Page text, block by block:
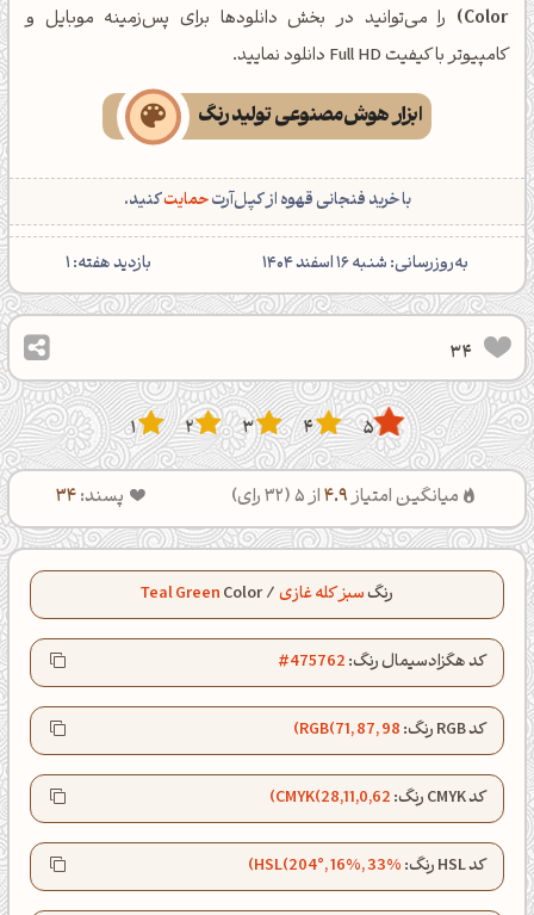
Color)
را می‌توانید در بخش دانلودها برای پس‌زمینه موبایل و
کامپیوتر با کیفیت Full HD دانلود نمایید.
ابزار هوش‌مصنوعی تولید رنگ
با خرید فنجانی قهوه از کپل‌آرتحمایتکنید.
‌به‌روزرسانی: شنبه 16 اسفند 1404 بازدید هفته:1
34
5
4
3
2
1
میانگین امتیاز4.9از 5 ( 32رای) پسند:34
رنگسبز کله غازی/
Color
Teal Green
کد هگزادسیمال رنگ:#475762
کد RGB رنگ: RGB(71, 87, 98)
کد CMYK رنگ: CMYK(28,11,0,62)
کد HSL رنگ: HSL(204°, 16%, 33%)